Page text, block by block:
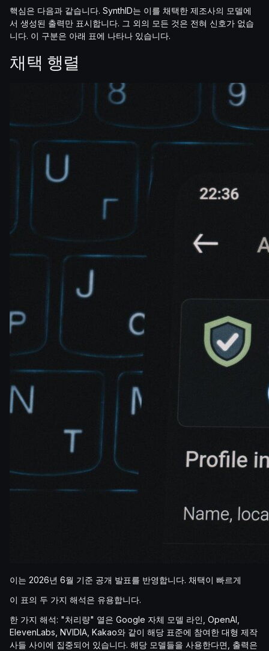
핵심은 다음과 같습니다. SynthID는 이를 채택한 제조사의 모델에
서 생성된 출력만 표시합니다. 그 외의 모든 것은 전혀 신호가 없습
니다. 이 구분은 아래 표에 나타나 있습니다.
채택 행렬
이는 2026년 6월 기준 공개 발표를 반영합니다. 채택이 빠르게
이 표의 두 가지 해석은 유용합니다.
한 가지 해석: "처리량" 열은 Google 자체 모델 라인, OpenAI,
ElevenLabs, NVIDIA, Kakao와 같이 해당 표준에 참여한 대형 제작
사들 사이에 집중되어 있습니다. 해당 모델들을 사용한다면, 출력은